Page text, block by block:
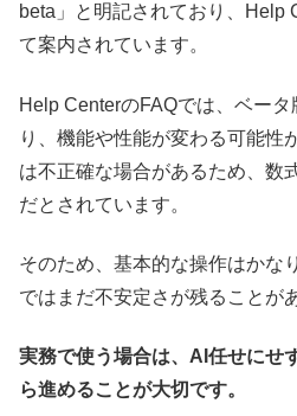
beta」と明記されており、Help
て案内されています。
Help CenterのFAQでは、ベー
り、機能や性能が変わる可能性
は不正確な場合があるため、数
だとされています。
そのため、基本的な操作はかな
ではまだ不安定さが残ることが
実務で使う場合は、AI任せにせ
ら進めることが大切です。